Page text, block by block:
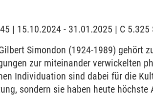
| 15.10.2024 - 31.01.2025 | C 5.325
Simondon (1924-1989) gehört
zur miteinander verwickelten
Individuation sind dabei für die
sondern sie haben heute